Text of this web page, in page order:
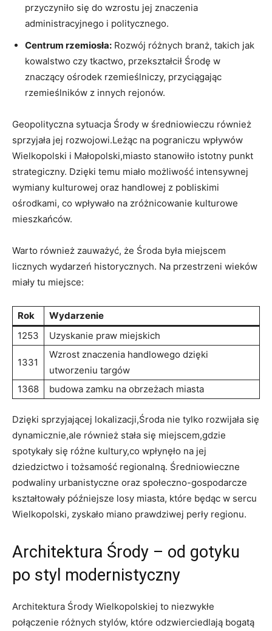
przyczyniło się do wzrostu jej znaczenia
administracyjnego i politycznego.
Centrum rzemiosła: Rozwój różnych branż, takich jak
kowalstwo czy tkactwo, przekształcił Środę w
znaczący ośrodek rzemieślniczy, przyciągając
rzemieślników z innych rejonów.
Geopolityczna sytuacja Środy w średniowieczu również
sprzyjała jej rozwojowi.Leżąc na pograniczu wpływów
Wielkopolski i Małopolski,miasto stanowiło istotny punkt
strategiczny. Dzięki temu miało możliwość intensywnej
wymiany kulturowej oraz handlowej z pobliskimi
ośrodkami, co wpływało na zróżnicowanie kulturowe
mieszkańców.
Warto również zauważyć, że Środa była miejscem
licznych wydarzeń historycznych. Na przestrzeni wieków
miały tu miejsce:
Rok
Wydarzenie
1253
Uzyskanie praw miejskich
1331
Wzrost znaczenia handlowego dzięki
utworzeniu targów
1368
budowa zamku na obrzeżach miasta
Dzięki sprzyjającej lokalizacji,Środa nie tylko rozwijała się
dynamicznie,ale również stała się miejscem,gdzie
spotykały się różne kultury,co wpłynęło na jej
dziedzictwo i tożsamość regionalną. Średniowieczne
podwaliny urbanistyczne oraz społeczno-gospodarcze
kształtowały późniejsze losy miasta, które będąc w sercu
Wielkopolski, zyskało miano prawdziwej perły regionu.
Architektura Środy – od gotyku
po styl modernistyczny
Architektura Środy Wielkopolskiej to niezwykłe
połączenie różnych stylów, które odzwierciedlają bogatą